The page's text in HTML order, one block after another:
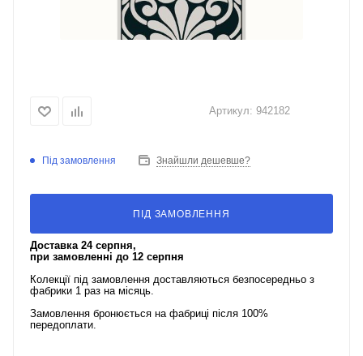
Артикул: 942182
Під замовлення Знайшли дешевше?
ПІД ЗАМОВЛЕННЯ
Доставка 24 серпня,
при замовленні до 12 серпня
Колекції під замовлення доставляються безпосередньо з
фабрики 1 раз на місяць.
Замовлення бронюється на фабриці після 100%
передоплати.